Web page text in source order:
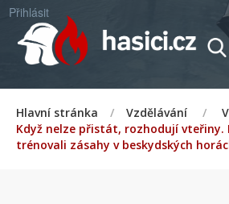
Přihlásit
Hlavní stránka / Vzdělávání /
Když nelze přistát, rozhodují vteřiny.
trénovali zásahy v beskydských